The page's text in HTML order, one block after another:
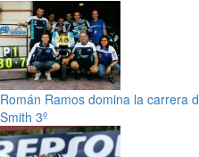
Román Ramos domina la carrera
Smith 3º